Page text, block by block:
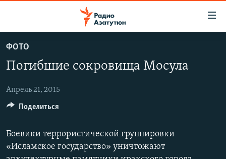
основному
Перейти
навигации
Перейти
НОВОСТИ
ПОЛИТИКА
ОБЩЕСТВО
РЕГИОН
ФОТО
Погибшие сокровища Мосула
Апрель 21, 2015
Боевики террористической группировки
«Исламское государство» уничтожают
Поделиться